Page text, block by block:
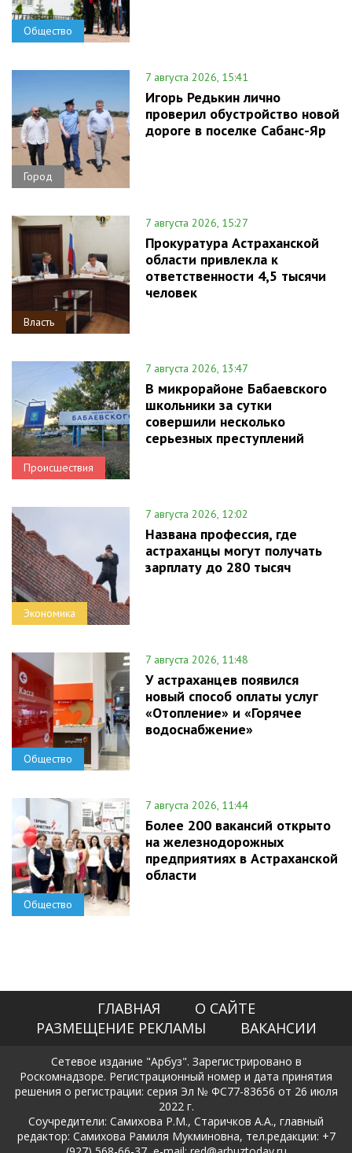
Общество
Город
7 августа 2026, 15:41
Игорь Редькин лично
проверил обустройство новой
дороге в поселке Сабанс-Яр
Власть
7 августа 2026, 15:27
Прокуратура Астраханской
области привлекла к
ответственности 4,5 тысячи
человек
Происшествия
7 августа 2026, 13:47
В микрорайоне Бабаевского
школьники за сутки
совершили несколько
серьезных преступлений
Экономика
7 августа 2026, 12:02
Названа профессия, где
астраханцы могут получать
зарплату до 280 тысяч
Общество
7 августа 2026, 11:48
У астраханцев появился
новый способ оплаты услуг
«Отопление» и «Горячее
водоснабжение»
Общество
7 августа 2026, 11:44
Более 200 вакансий открыто
на железнодорожных
предприятиях в Астраханской
области
ГЛАВНАЯ
О САЙТЕ
РАЗМЕЩЕНИЕ РЕКЛАМЫ
ВАКАНСИИ
Сетевое издание "Арбуз". Зарегистрировано в
Роскомнадзоре. Регистрационный номер и дата принятия
решения о регистрации: серия Эл № ФС77-83656 от 26 июля
2022 г.
Соучредители: Самихова Р.М., Старичков А.А., главный
редактор: Самихова Рамиля Мукминовна, тел.редакции: +7